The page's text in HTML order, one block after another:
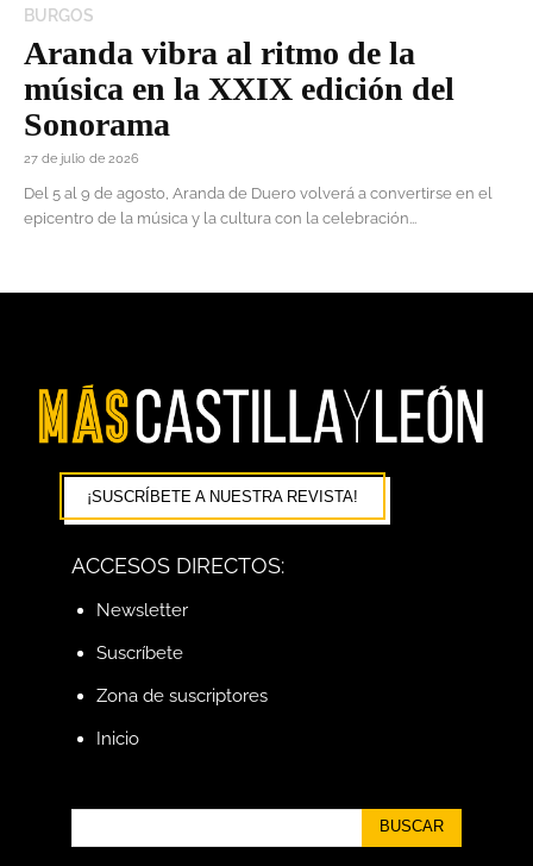
BURGOS
Aranda vibra al ritmo de la
música en la XXIX edición del
Sonorama
27 de julio de 2026
Del 5 al 9 de agosto, Aranda de Duero volverá a convertirse en el
epicentro de la música y la cultura con la celebración...
¡SUSCRÍBETE A NUESTRA REVISTA!
ACCESOS DIRECTOS:
Newsletter
Suscríbete
Zona de suscriptores
Inicio
BUSCAR